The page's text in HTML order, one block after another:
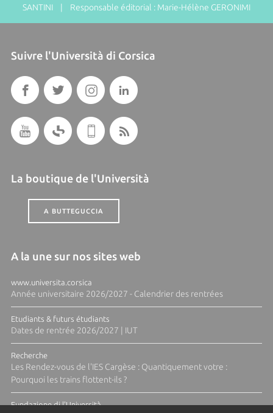
SANTINI | Responsable éditorial : Marie-Hélène GERONIMI
Suivre l'Università di Corsica
La boutique de l'Università
A BUTTEGUCCIA
A la une sur nos sites web
www.universita.corsica
Année universitaire 2026/2027 - Calendrier des rentrées
Etudiants & futurs étudiants
Dates de rentrée 2026/2027 | IUT
Recherche
Les Rendez-vous de l'IES Cargèse : Quantiquement votre :
Pourquoi les trains flottent-ils ?
Fundazione di l'Università